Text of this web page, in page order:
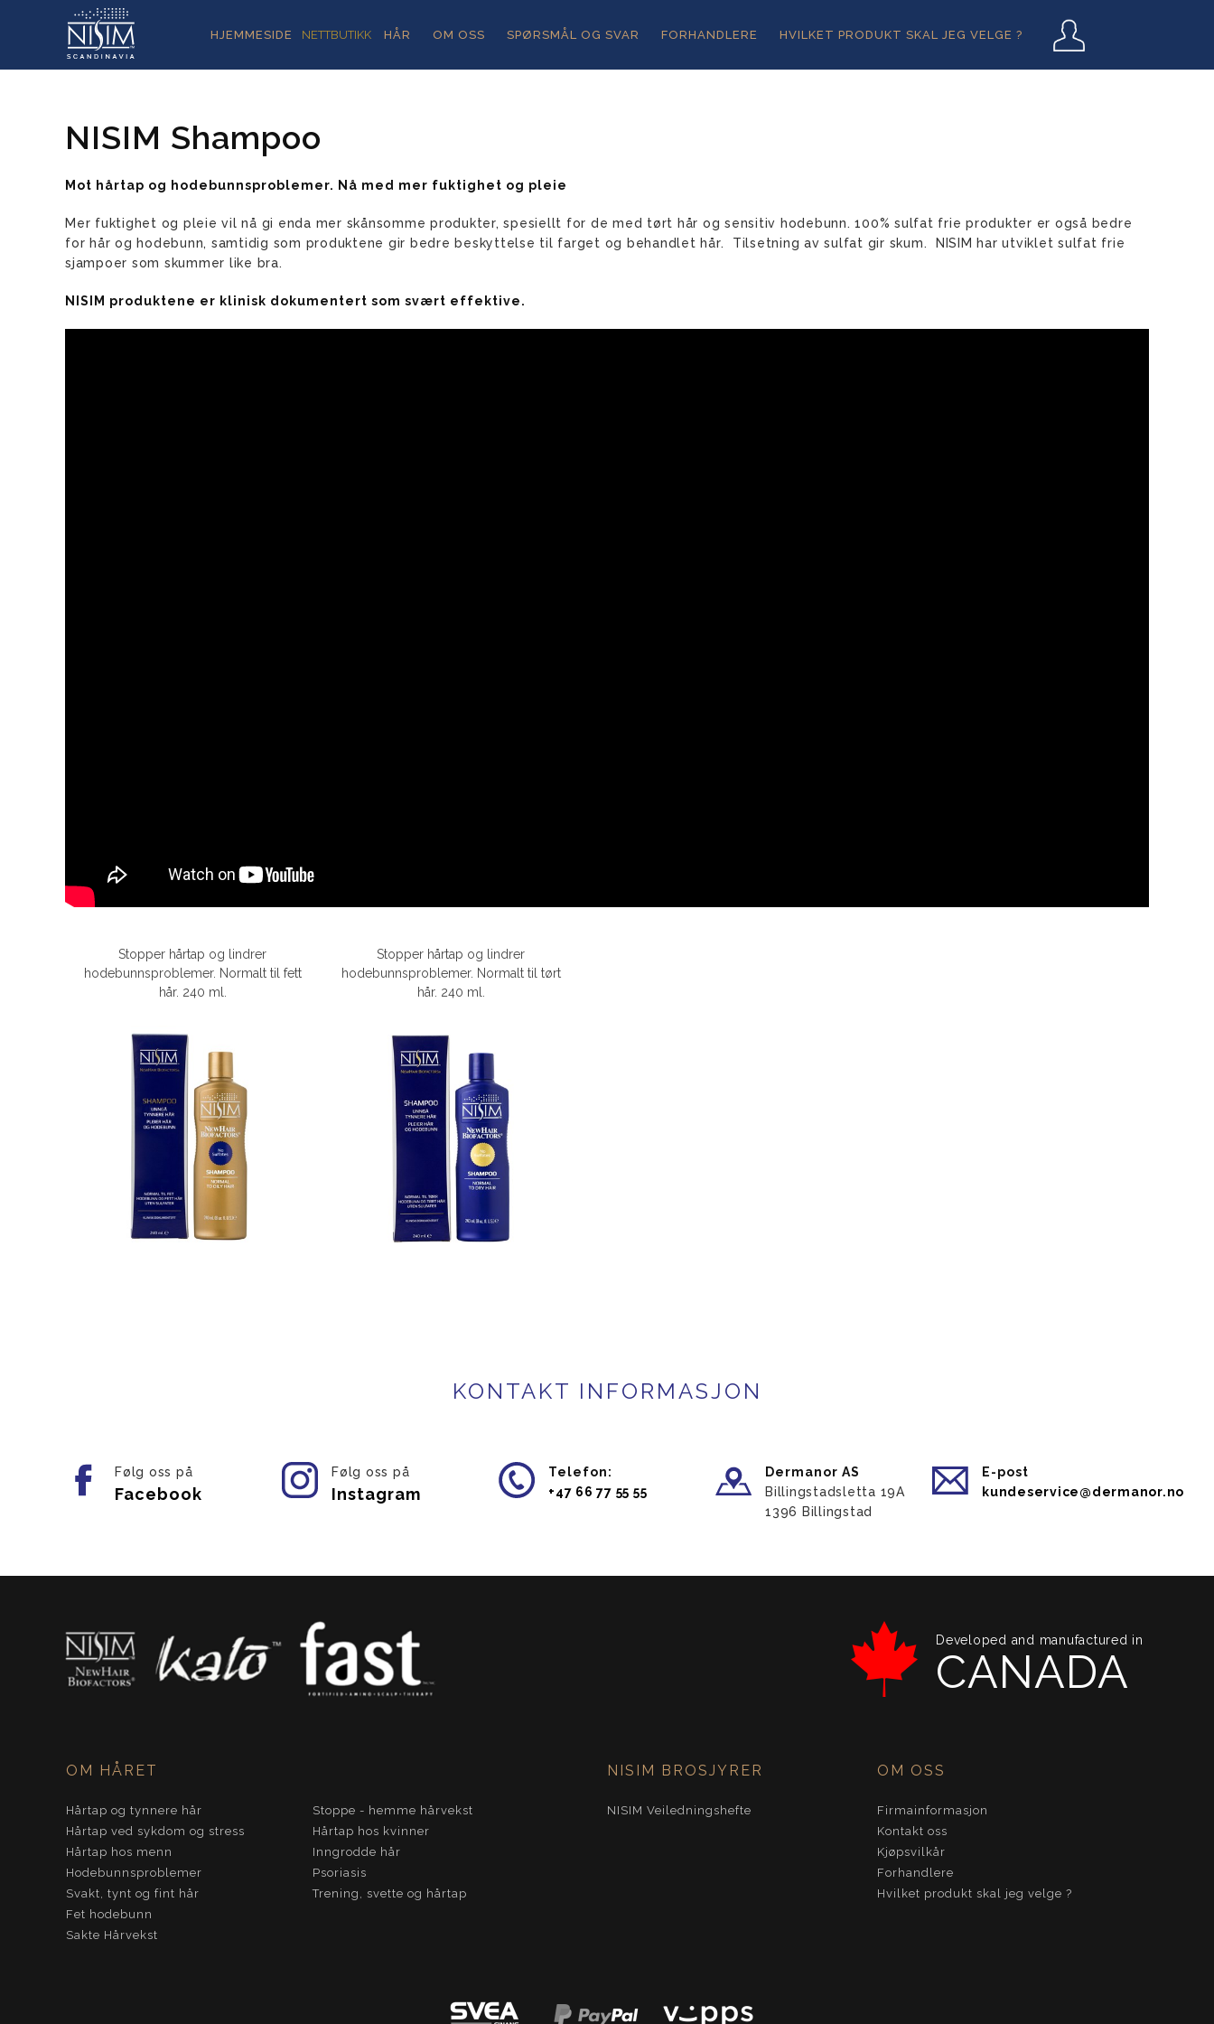
User
HJEMMESIDE NETTBUTIKK HÅR OM OSS SPØRSMÅL OG SVAR FORHANDLERE HVILKET PRODUKT SKAL JEG VELGE ?
NISIM Shampoo
Mot hårtap og hodebunnsproblemer. Nå med mer fuktighet og pleie
Mer fuktighet og pleie vil nå gi enda mer skånsomme produkter, spesiellt for de med tørt hår og sensitiv hodebunn. 100% sulfat frie produkter er også bedre
for hår og hodebunn, samtidig som produktene gir bedre beskyttelse til farget og behandlet hår. Tilsetning av sulfat gir skum. NISIM har utviklet sulfat frie
sjampoer som skummer like bra.
NISIM produktene er klinisk dokumentert som svært effektive.
Stopper hårtap og lindrer
hodebunnsproblemer. Normalt til fett
hår. 240 ml.
Stopper hårtap og lindrer
hodebunnsproblemer. Normalt til tørt
hår. 240 ml.
KONTAKT INFORMASJON
Følg oss på
Facebook
Følg oss på
Instagram
Telefon:
​+47 66 77 55 55
Dermanor AS
Billingstadsletta 19A
​1396 Billingstad
E-post
kundeservice@dermanor.no
Developed and manufactured in
CANADA
OM HÅRET
Hårtap og tynnere hår
Hårtap ved sykdom og stress
Hårtap hos menn
Hodebunnsproblemer
Svakt, tynt og fint hår
Fet hodebunn
Sakte Hårvekst
Stoppe - hemme hårvekst
Hårtap hos kvinner
Inngrodde hår
Psoriasis
Trening, svette og hårtap
NISIM BROSJYRER
NISIM Veiledningshefte
OM OSS
Firmainformasjon
Kontakt oss
Kjøpsvilkår
Forhandlere
Hvilket produkt skal jeg velge ?